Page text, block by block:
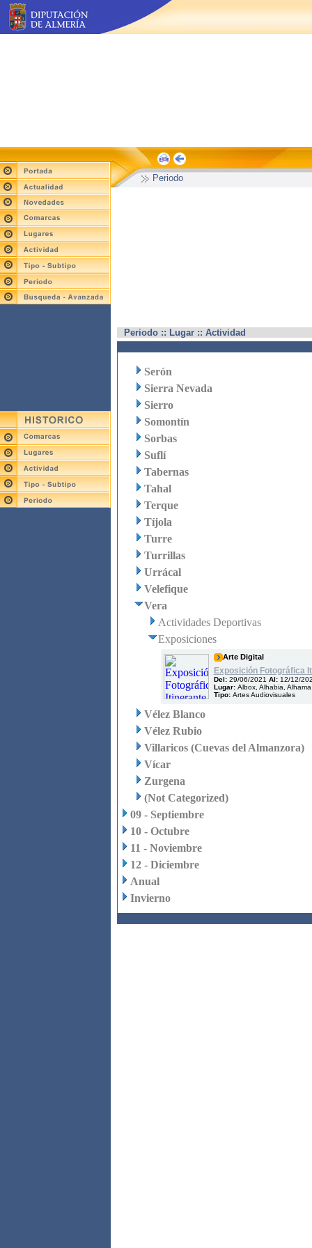
Periodo
Periodo :: Lugar :: Actividad
Serón
Sierra Nevada
Sierro
Somontín
Sorbas
Suflí
Tabernas
Tahal
Terque
Tíjola
Turre
Turrillas
Urrácal
Velefique
Vera
Actividades Deportivas
Exposiciones
Arte Digital
Exposición Fotográfica
Del: 29/06/2021 Al: 12/12/
Lugar: Albox, Alhabia,
Tipo: Artes Audiovisuales
Vélez Blanco
Vélez Rubio
Villaricos (Cuevas del Almanzora)
Vícar
Zurgena
(Not Categorized)
09 - Septiembre
10 - Octubre
11 - Noviembre
12 - Diciembre
Anual
Invierno